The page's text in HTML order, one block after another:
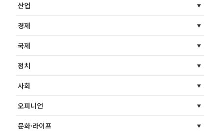
산업
경제
국제
정치
사회
오피니언
문화·라이프